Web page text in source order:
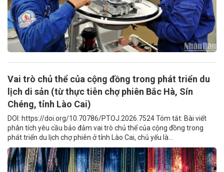
Vai trò chủ thể của cộng đồng trong phát triển du
lịch di sản (từ thực tiễn chợ phiên Bắc Hà, Sín
Chéng, tỉnh Lào Cai)
DOI: https://doi.org/10.70786/PTOJ.2026.7524 Tóm tắt: Bài viết
phân tích yêu cầu bảo đảm vai trò chủ thể của cộng đồng trong
phát triển du lịch chợ phiên ở tỉnh Lào Cai, chủ yếu là...